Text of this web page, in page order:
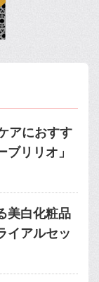
アにおすす
リリオ」
美白化粧品
イアルセッ